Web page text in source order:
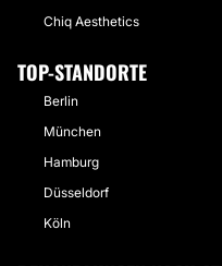
Chiq Aesthetics
TOP-STANDORTE
Berlin
München
Hamburg
Düsseldorf
Köln